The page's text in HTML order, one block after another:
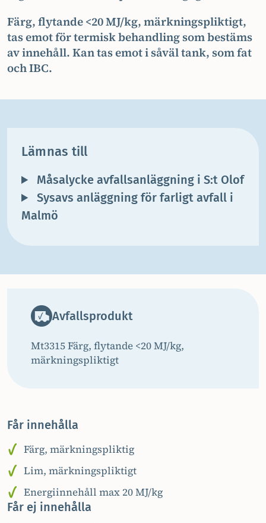
Färg, flytande <20 MJ/kg, märkningspliktigt,
tas emot för termisk behandling som bestäms
av innehåll. Kan tas emot i såväl tank, som fat
och IBC.
Lämnas till
Måsalycke avfallsanläggning i S:t Olof
Sysavs anläggning för farligt avfall i
Malmö
Avfallsprodukt
Mt3315 Färg, flytande <20 MJ/kg,
märkningspliktigt
Får innehålla
Färg, märkningspliktig
Lim, märkningspliktigt
Energiinnehåll max 20 MJ/kg
Får ej innehålla